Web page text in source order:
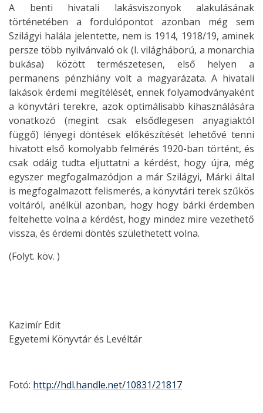
A benti hivatali lakásviszonyok alakulásának
történetében a fordulópontot azonban még sem
Szilágyi halála jelentette, nem is 1914, 1918/19, aminek
persze több nyilvánvaló ok (I. világháború, a monarchia
bukása) között természetesen, első helyen a
permanens pénzhiány volt a magyarázata. A hivatali
lakások érdemi megítélését, ennek folyamodványaként
a könyvtári terekre, azok optimálisabb kihasználására
vonatkozó (megint csak elsődlegesen anyagiaktól
függő) lényegi döntések előkészítését lehetővé tenni
hivatott első komolyabb felmérés 1920-ban történt, és
csak odáig tudta eljuttatni a kérdést, hogy újra, még
egyszer megfogalmazódjon a már Szilágyi, Márki által
is megfogalmazott felismerés, a könyvtári terek szűkös
voltáról, anélkül azonban, hogy hogy bárki érdemben
feltehette volna a kérdést, hogy mindez mire vezethető
vissza, és érdemi döntés születhetett volna.
(Folyt. köv. )
Kazimír Edit
Egyetemi Könyvtár és Levéltár
Fotó: http://hdl.handle.net/10831/21817